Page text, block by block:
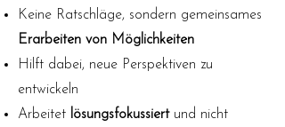
Keine Ratschläge, sondern gemeinsames
Erarbeiten von Möglichkeiten
Hilft dabei, neue Perspektiven zu
entwickeln
Arbeitet lösungsfokussiertund nicht